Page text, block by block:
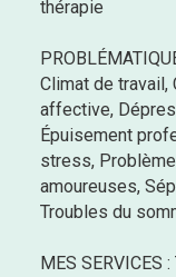
thérapie
Climat de travail,
affective,
Épuisement
stress,
amoureuses,
Troubles du
MES